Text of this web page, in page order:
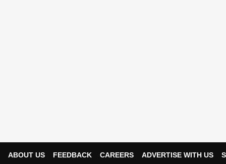
ABOUT US FEEDBACK CAREERS ADVERTISE WITH US